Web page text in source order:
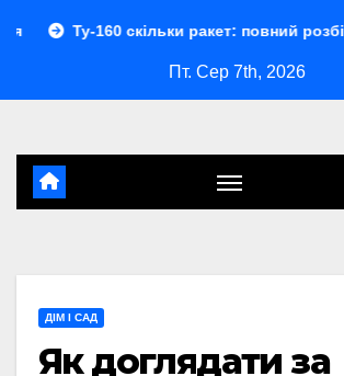
скільки ракет: повний розбір
Пт. Сер 7th, 2026
ДІМ І САД
Як доглядати за